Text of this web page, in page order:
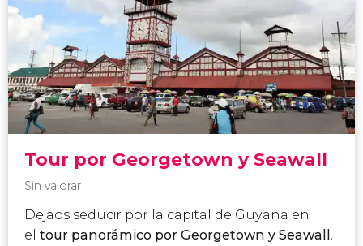
Tour por Georgetown y Seawall
Sin valorar
Dejaos seducir por la capital de Guyana en
el tour panorámico por Georgetown y Seawall .